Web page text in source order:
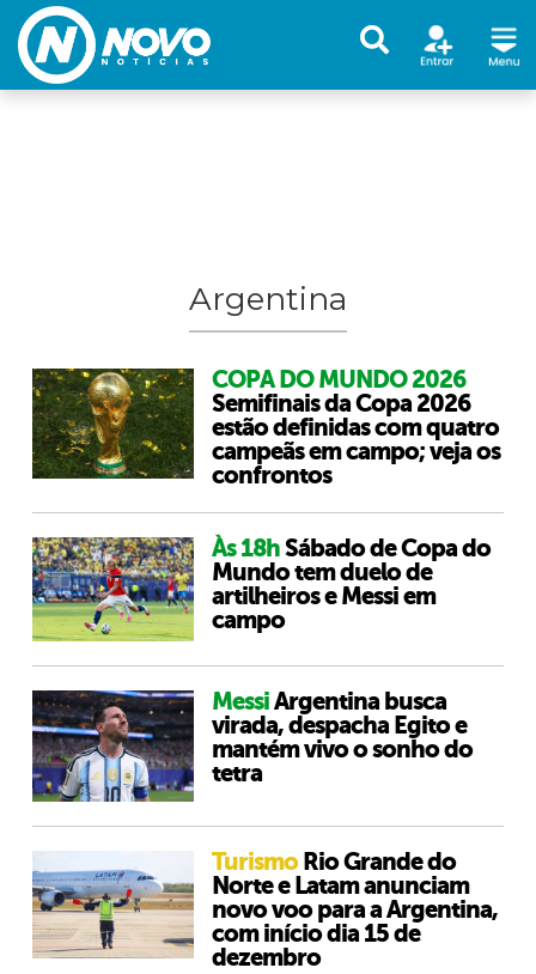
Argentina
COPA DO MUNDO 2026
Semifinais da Copa 2026
estão definidas com quatro
campeãs em campo; veja os
confrontos
Às 18hSábado de Copa do
Mundo tem duelo de
artilheiros e Messi em
campo
MessiArgentina busca
virada, despacha Egito e
mantém vivo o sonho do
tetra
Turismo Rio Grande do
Norte e Latam anunciam
novo voo para a Argentina,
com início dia 15 de
dezembro